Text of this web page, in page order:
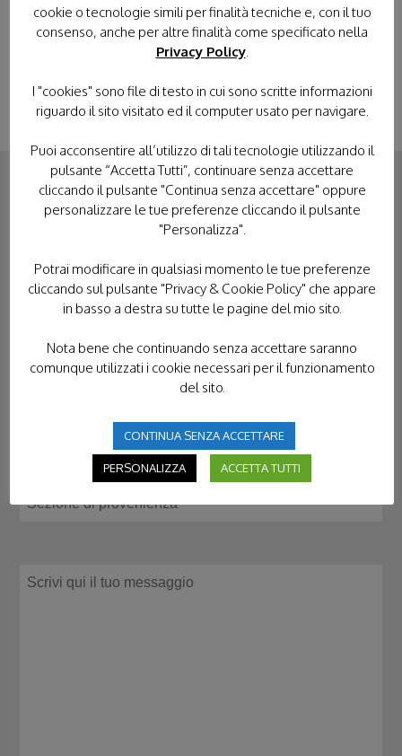
TERRA SANTA
CONTATTACI
cookie o tecnologie simili per finalità tecniche e, con il tuo
consenso, anche per altre finalità come specificato nella
Privacy Policy.
I "cookies" sono file di testo in cui sono scritte informazioni
riguardo il sito visitato ed il computer usato per navigare.
Puoi acconsentire all’utilizzo di tali tecnologie utilizzando il
pulsante “Accetta Tutti”, continuare senza accettare
cliccando il pulsante "Continua senza accettare" oppure
personalizzare le tue preferenze cliccando il pulsante
"Personalizza".
Potrai modificare in qualsiasi momento le tue preferenze
cliccando sul pulsante "Privacy & Cookie Policy" che appare
in basso a destra su tutte le pagine del mio sito.
Nota bene che continuando senza accettare saranno
comunque utilizzati i cookie necessari per il funzionamento
del sito.
CONTINUA SENZA ACCETTARE
PERSONALIZZA ACCETTA TUTTI